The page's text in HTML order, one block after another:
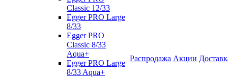
Classic 12/33
Egger PRO Large
8/33
Egger PRO
Classic 8/33
Aqua+
Egger PRO Large
8/33 Aqua+
Распродажа Акции